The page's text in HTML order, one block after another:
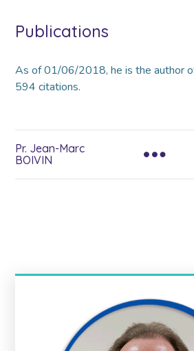
Publications
As of 01/06/2018, he is the author
594 citations.
Pr. Jean-Marc
BOIVIN